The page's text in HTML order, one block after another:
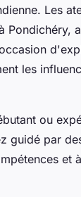
Les
Pondichéry,
les
ou
guidé par
et